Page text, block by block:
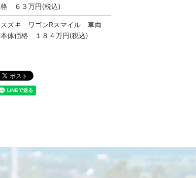
格 ６３万円(税込)
スズキ ワゴンRスマイル 車両
本体価格 １８４万円(税込)